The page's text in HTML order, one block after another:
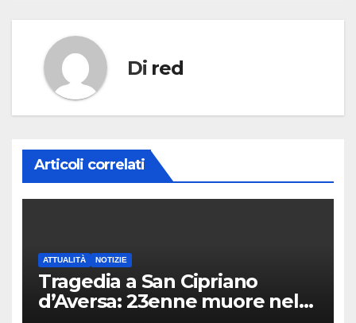
Di red
Articoli correlati
ATTUALITÀ NOTIZIE
Tragedia a San Cipriano
d’Aversa: 23enne muore nel